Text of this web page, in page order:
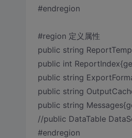
#endregion
#region 定义属性
public string
public int
public string
public string
public string
//public DataTable
#endregion